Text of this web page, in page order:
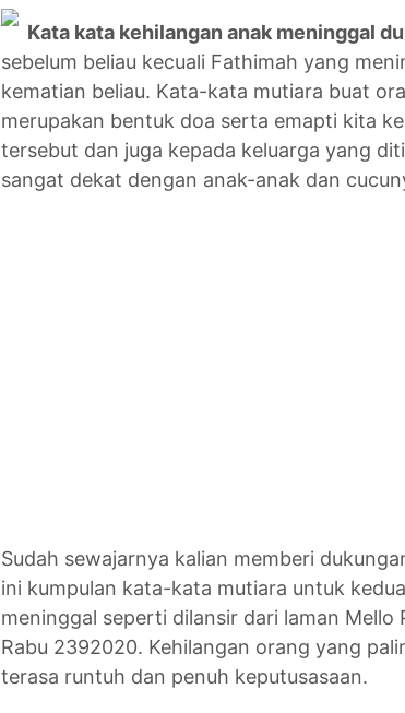
Kata kata kehilangan anak meninggal
sebelum beliau kecuali Fathimah yang
kematian beliau. Kata-kata mutiara buat
merupakan bentuk doa serta emapti kita
tersebut dan juga kepada keluarga yang
sangat dekat dengan anak-anak dan
Sudah sewajarnya kalian memberi
ini kumpulan kata-kata mutiara untuk
meninggal seperti dilansir dari laman Mello
Rabu 2392020. Kehilangan orang yang
terasa runtuh dan penuh keputusasaan.